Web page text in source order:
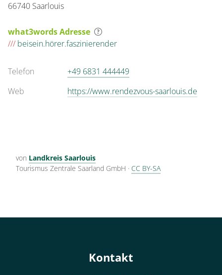
66740 Saarlouis
what3words Adresse
/// beisein.hörer.faszinierender
Telefon
+49 6831 444449
Web
https://www.rendezvous-saarlouis.de
von Landkreis Saarlouis
Tourismus Zentrale Saarland GmbH · CC BY-SA
Kontakt